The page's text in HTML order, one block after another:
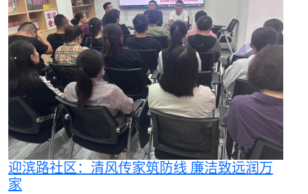
迎滨路社区：清风传家筑防线 廉洁致远润万
家